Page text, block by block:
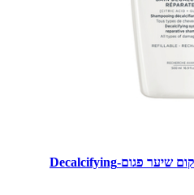
פרמייר אמבט חפיפה (שמפו) לשיקום שיער פגום-Decalcifying